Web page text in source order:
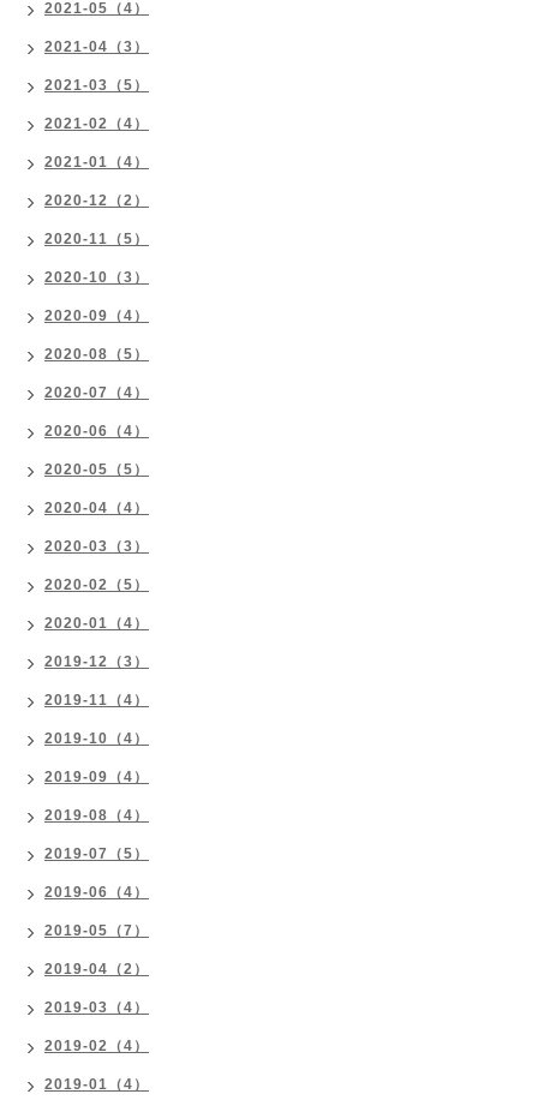
2021-05（4）
2021-04（3）
2021-03（5）
2021-02（4）
2021-01（4）
2020-12（2）
2020-11（5）
2020-10（3）
2020-09（4）
2020-08（5）
2020-07（4）
2020-06（4）
2020-05（5）
2020-04（4）
2020-03（3）
2020-02（5）
2020-01（4）
2019-12（3）
2019-11（4）
2019-10（4）
2019-09（4）
2019-08（4）
2019-07（5）
2019-06（4）
2019-05（7）
2019-04（2）
2019-03（4）
2019-02（4）
2019-01（4）